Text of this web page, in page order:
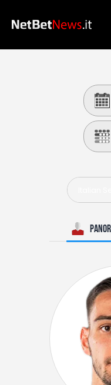
Calcio
Basket
Tennis
Lo Sapevi
I consigli